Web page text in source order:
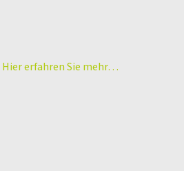
Hier erfahren Sie mehr…